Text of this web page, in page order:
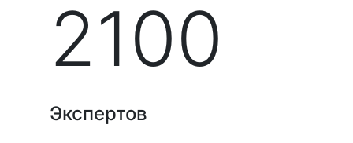
2100
Экспертов